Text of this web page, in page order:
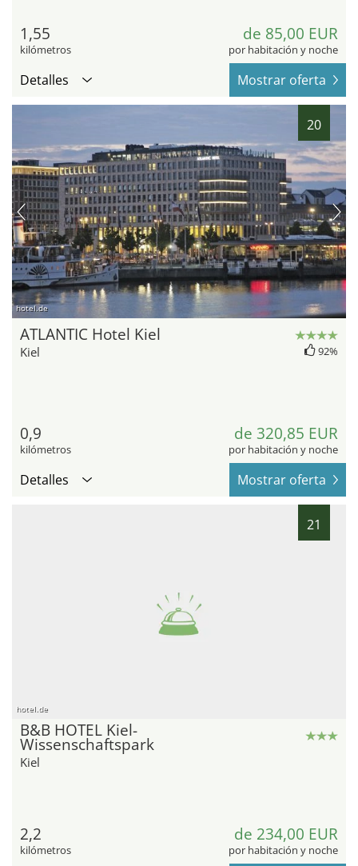
1,55
kilómetros
de 85,00 EUR
por habitación y noche
Detalles Mostrar oferta
20
hotel.de
ATLANTIC Hotel Kiel
Kiel 92%
0,9
kilómetros
de 320,85 EUR
por habitación y noche
Detalles Mostrar oferta
21
hotel.de
B&B HOTEL Kiel-
Wissenschaftspark
Kiel
2,2
kilómetros
de 234,00 EUR
por habitación y noche